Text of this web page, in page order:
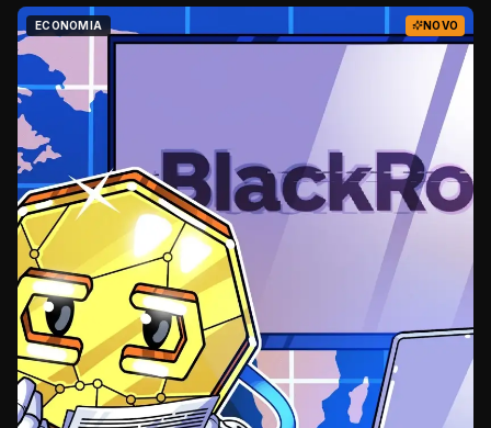
ECONOMIA NOVO